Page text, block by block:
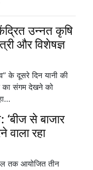
उन्नत कृषि
और विशेषज्ञ
के दूसरे दिन यानी की
का संगम देखने को
से बाजार
वाला रहा
तक आयोजित तीन